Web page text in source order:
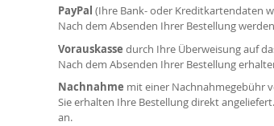
PayPal (Ihre Bank- oder Kreditkartendaten
Nach dem Absenden Ihrer Bestellung
Vorauskasse durch Ihre Überweisung auf
Nach dem Absenden Ihrer Bestellung
Nachnahme mit einer Nachnahmegebühr
Sie erhalten Ihre Bestellung direkt
an.